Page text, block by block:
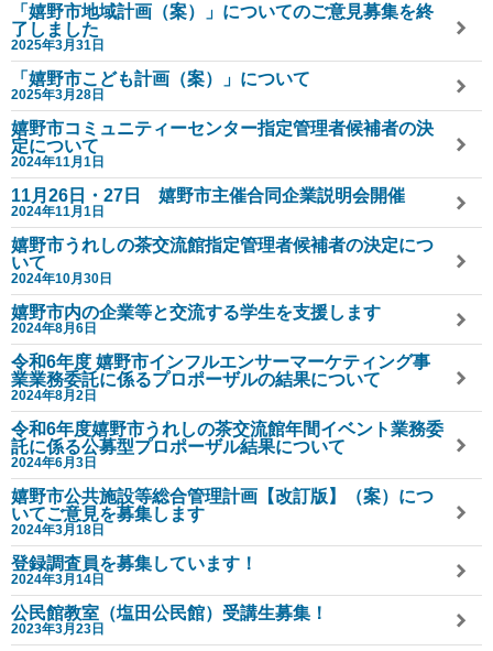
「嬉野市地域計画（案）」についてのご意見募集を終
了しました
2025年3月31日
「嬉野市こども計画（案）」について
2025年3月28日
嬉野市コミュニティーセンター指定管理者候補者の決
定について
2024年11月1日
11月26日・27日 嬉野市主催合同企業説明会開催
2024年11月1日
嬉野市うれしの茶交流館指定管理者候補者の決定につ
いて
2024年10月30日
嬉野市内の企業等と交流する学生を支援します
2024年8月6日
令和6年度 嬉野市インフルエンサーマーケティング事
業業務委託に係るプロポーザルの結果について
2024年8月2日
令和6年度嬉野市うれしの茶交流館年間イベント業務委
託に係る公募型プロポーザル結果について
2024年6月3日
嬉野市公共施設等総合管理計画【改訂版】（案）につ
いてご意見を募集します
2024年3月18日
登録調査員を募集しています！
2024年3月14日
公民館教室（塩田公民館）受講生募集！
2023年3月23日